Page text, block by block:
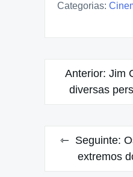
Categorias:
Navegação
Anterior: Jim
diversas
Seguinte:
extremos